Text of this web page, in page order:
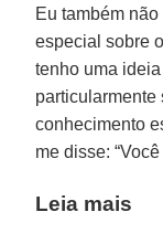
Eu também
especial sobre
tenho uma
particularmente
conhecimento
me disse:
Leia mais